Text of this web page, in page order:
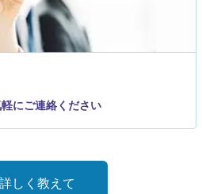
にご連絡ください
しく教えて